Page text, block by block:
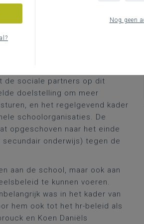
naar het lerarenstatuut en
de schoolorganisatie. Wie
verschillende deelaspecten
hr-beleid als voorwerp van
van het
de sociale partners op dit
doelstelling om meer
en het regelgevend kader
schoolorganisaties. De
opgeschoven naar het einde
onderwijs) tegen de
aan de school, maar ook aan
te kunnen voeren.
was in het kader van
hem ook tot het hr-beleid als
en Koen Daniëls
Nog geen